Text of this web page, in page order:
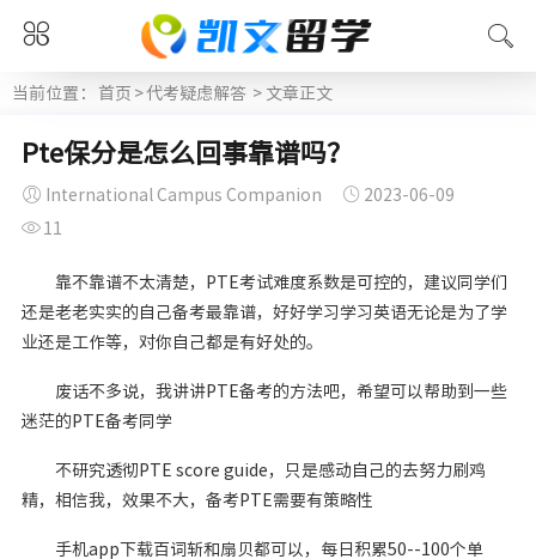
当前位置： 首页 >代考疑虑解答 > 文章正文
Pte保分是怎么回事靠谱吗？
International Campus Companion
2023-06-09
11
靠不靠谱不太清楚，PTE考试难度系数是可控的，建议同学们
还是老老实实的自己备考最靠谱，好好学习学习英语无论是为了学
业还是工作等，对你自己都是有好处的。
废话不多说，我讲讲PTE备考的方法吧，希望可以帮助到一些
迷茫的PTE备考同学
不研究透彻PTE score guide，只是感动自己的去努力刷鸡
精，相信我，效果不大，备考PTE需要有策略性
手机app下载百词斩和扇贝都可以，每日积累50--100个单